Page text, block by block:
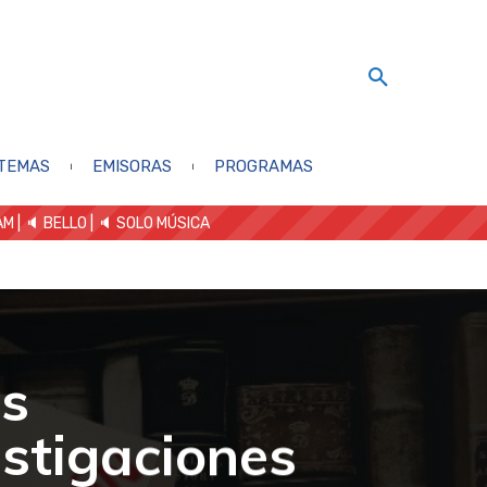
EMISORAS PROGRAMAS
| 🔈 BELLO 🔈 SOLO MÚSICA